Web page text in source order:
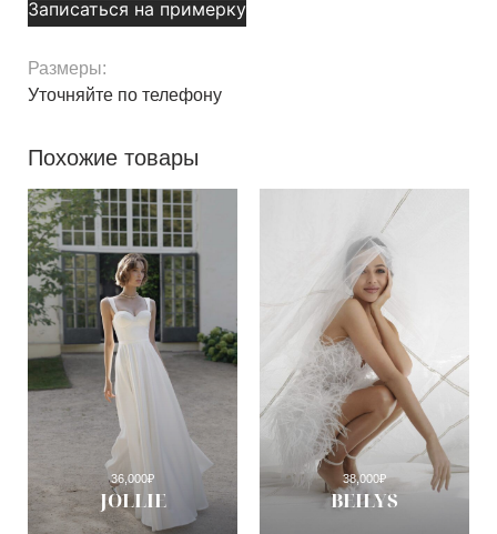
Записаться на примерку
Размеры:
Уточняйте по телефону
Похожие товары
JOLLIE
36,000₽
BEILYS
38,000₽